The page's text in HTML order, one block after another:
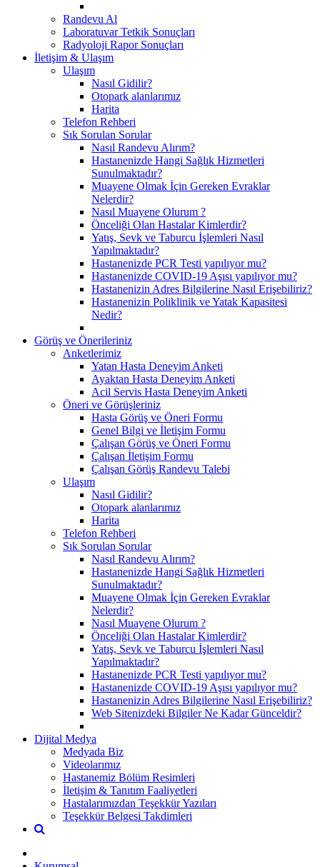
Randevu Al
Laboratuvar Tetkik Sonuçları
Radyoloji Rapor Sonuçları
İletişim & Ulaşım
Ulaşım
Nasıl Gidilir?
Otopark alanlarımız
Harita
Telefon Rehberi
Sık Sorulan Sorular
Nasıl Randevu Alırım?
Hastanenizde Hangi Sağlık Hizmetleri
Sunulmaktadır?
Muayene Olmak İçin Gereken Evraklar
Nelerdir?
Nasıl Muayene Olurum ?
Önceliği Olan Hastalar Kimlerdir?
Yatış, Sevk ve Taburcu İşlemleri Nasıl
Yapılmaktadır?
Hastanenizde PCR Testi yapılıyor mu?
Hastanenizde COVID-19 Aşısı yapılıyor mu?
Hastanenizin Adres Bilgilerine Nasıl Erişebiliriz?
Hastanenizin Poliklinik ve Yatak Kapasitesi
Nedir?
Görüş ve Önerileriniz
Anketlerimiz
Yatan Hasta Deneyim Anketi
Ayaktan Hasta Deneyim Anketi
Acil Servis Hasta Deneyim Anketi
Öneri ve Görüşleriniz
Hasta Görüş ve Öneri Formu
Genel Bilgi ve İletişim Formu
Çalışan Görüş ve Öneri Formu
Çalışan İletişim Formu
Çalışan Görüş Randevu Talebi
Ulaşım
Nasıl Gidilir?
Otopark alanlarımız
Harita
Telefon Rehberi
Sık Sorulan Sorular
Nasıl Randevu Alırım?
Hastanenizde Hangi Sağlık Hizmetleri
Sunulmaktadır?
Muayene Olmak İçin Gereken Evraklar
Nelerdir?
Nasıl Muayene Olurum ?
Önceliği Olan Hastalar Kimlerdir?
Yatış, Sevk ve Taburcu İşlemleri Nasıl
Yapılmaktadır?
Hastanenizde PCR Testi yapılıyor mu?
Hastanenizde COVID-19 Aşısı yapılıyor mu?
Hastanenizin Adres Bilgilerine Nasıl Erişebiliriz?
Web Sitenizdeki Bilgiler Ne Kadar Günceldir?
Dijital Medya
Medyada Biz
Videolarımız
Hastanemiz Bölüm Resimleri
İletişim & Tanıtım Faaliyetleri
Hastalarımızdan Teşekkür Yazıları
Teşekkür Belgesi Takdimleri